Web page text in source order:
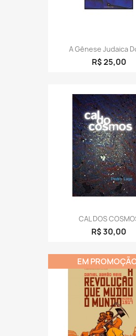
A Gênese Judaica
R$ 25,00
CAL DOS
R$ 30,00
EM